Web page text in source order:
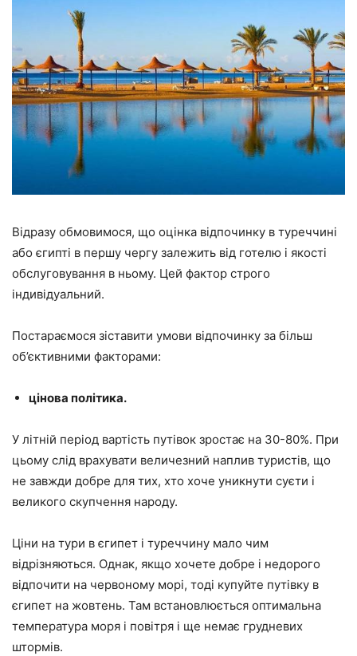
Відразу обмовимося, що оцінка відпочинку в туреччині
або єгипті в першу чергу залежить від готелю і якості
обслуговування в ньому. Цей фактор строго
індивідуальний.
Постараємося зіставити умови відпочинку за більш
об’єктивними факторами:
цінова політика.
У літній період вартість путівок зростає на 30-80%. При
цьому слід врахувати величезний наплив туристів, що
не завжди добре для тих, хто хоче уникнути суєти і
великого скупчення народу.
Ціни на тури в єгипет і туреччину мало чим
відрізняються. Однак, якщо хочете добре і недорого
відпочити на червоному морі, тоді купуйте путівку в
єгипет на жовтень. Там встановлюється оптимальна
температура моря і повітря і ще немає грудневих
штормів.